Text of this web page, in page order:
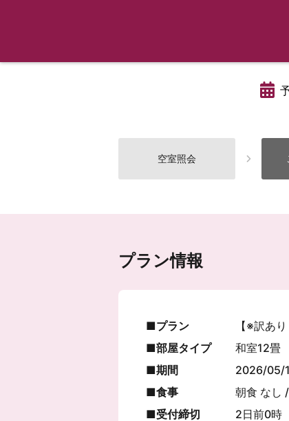
空室照会
プラン情報
プラン
【※訳あ
部屋タイプ
和室12畳
期間
2026/05/
食事
朝食 なし
受付締切
2日前0時